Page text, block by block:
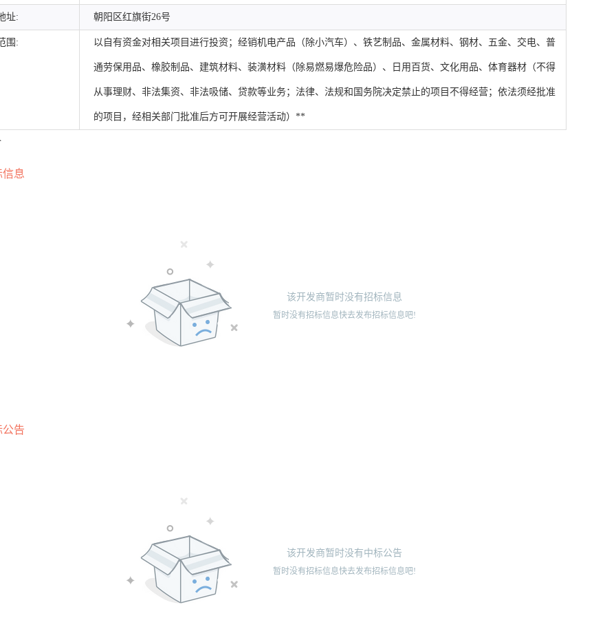
址: 朝阳区红旗街26号
围: 以自有资金对相关项目进行投资；经销机电产品（除小汽车）、铁艺制品、金属材料、钢材、五金、交电、普
通劳保用品、橡胶制品、建筑材料、装潢材料（除易燃易爆危险品）、日用百货、文化用品、体育器材（不得
从事理财、非法集资、非法吸储、贷款等业务；法律、法规和国务院决定禁止的项目不得经营；依法须经批准
的项目，经相关部门批准后方可开展经营活动）**
信息
该开发商暂时没有招标信息
暂时没有招标信息快去发布招标信息吧!
公告
该开发商暂时没有中标公告
暂时没有招标信息快去发布招标信息吧!